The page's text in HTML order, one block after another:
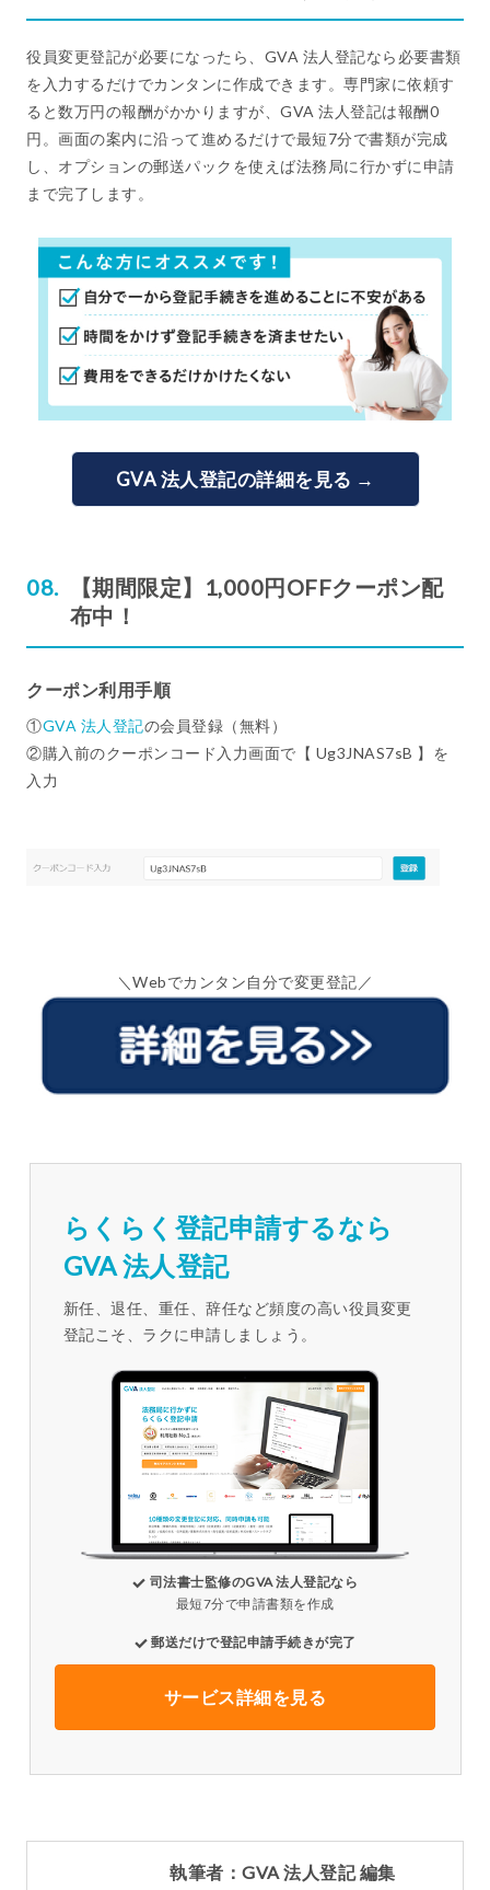
役員変更登記が必要になったら、GVA 法人登記なら必要書類
を入力するだけでカンタンに作成できます。専門家に依頼す
ると数万円の報酬がかかりますが、GVA 法人登記は報酬0
円。画面の案内に沿って進めるだけで最短7分で書類が完成
し、オプションの郵送パックを使えば法務局に行かずに申請
まで完了します。
GVA 法人登記の詳細を見る →
【期間限定】1,000円OFFクーポン配
布中！
クーポン利用手順
①GVA 法人登記の会員登録（無料）
②購入前のクーポンコード入力画面で【 Ug3JNAS7sB 】を
入力
＼Webでカンタン自分で変更登記／
らくらく登記申請するなら
GVA 法人登記
新任、退任、重任、辞任など頻度の高い役員変更
登記こそ、ラクに申請しましょう。
司法書士監修のGVA 法人登記なら
最短7分で申請書類を作成
郵送だけで登記申請手続きが完了
サービス詳細を見る
執筆者：GVA 法人登記 編集